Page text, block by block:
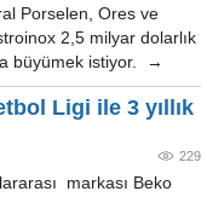
Porselen, Ores ve
2,5 milyar dolarlık
büyümek istiyor. →
Ligi ile 3 yıllık
229
markası Beko